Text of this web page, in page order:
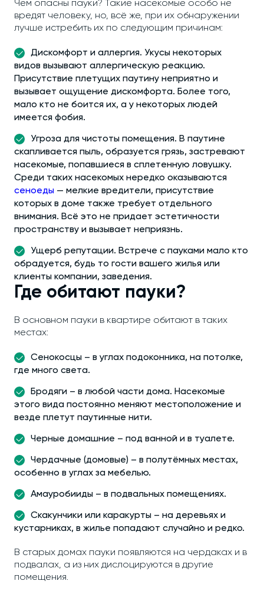
Чем опасны пауки? Такие насекомые особо не
вредят человеку, но, всё же, при их обнаружении
лучше истребить их по следующим причинам:
Дискомфорт и аллергия. Укусы некоторых
видов вызывают аллергическую реакцию.
Присутствие плетущих паутину неприятно и
вызывает ощущение дискомфорта. Более того,
мало кто не боится их, а у некоторых людей
имеется фобия.
Угроза для чистоты помещения. В паутине
скапливается пыль, образуется грязь, застревают
насекомые, попавшиеся в сплетенную ловушку.
Среди таких насекомых нередко оказываются
сеноеды — мелкие вредители, присутствие
которых в доме также требует отдельного
внимания. Всё это не придает эстетичности
пространству и вызывает неприязнь.
Ущерб репутации. Встрече с пауками мало кто
обрадуется, будь то гости вашего жилья или
клиенты компании, заведения.
Где обитают пауки?
В основном пауки в квартире обитают в таких
местах:
Сенокосцы – в углах подоконника, на потолке,
где много света.
Бродяги – в любой части дома. Насекомые
этого вида постоянно меняют местоположение и
везде плетут паутинные нити.
Черные домашние – под ванной и в туалете.
Чердачные (домовые) – в полутёмных местах,
особенно в углах за мебелью.
Амауробииды – в подвальных помещениях.
Скакунчики или каракурты – на деревьях и
кустарниках, в жилье попадают случайно и редко.
В старых домах пауки появляются на чердаках и в
подвалах, а из них дислоцируются в другие
помещения.